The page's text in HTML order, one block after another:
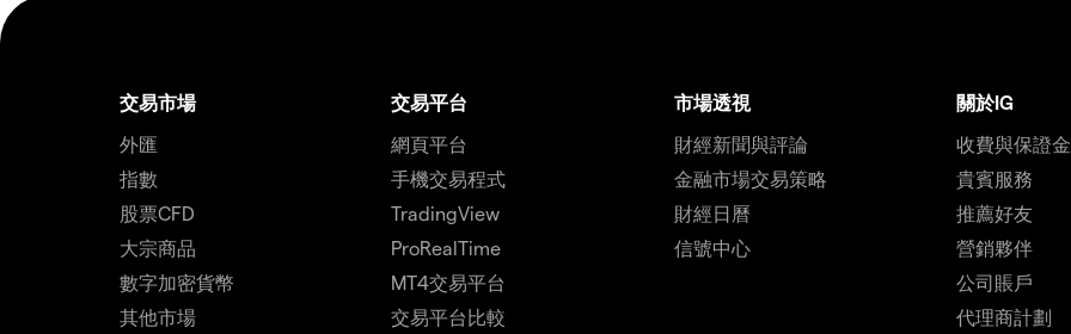
交易市場
外匯
指數
股票CFD
大宗商品
數字加密貨幣
其他市場
交易平台
網頁平台
手機交易程式
TradingView
ProRealTime
MT4交易平台
交易平台比較
市場透視
財經新聞與評論
金融市場交易策略
財經日曆
信號中心
關於IG
收費與保證金
貴賓服務
推薦好友
營銷夥伴
公司賬戶
代理商計劃